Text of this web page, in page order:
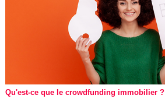
Qu'est-ce que le crowdfunding immobilier ?